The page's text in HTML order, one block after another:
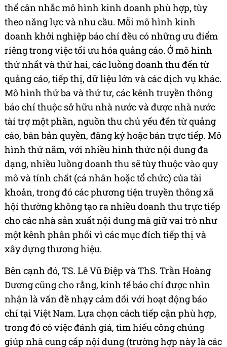
thể cân nhắc mô hình kinh doanh phù hợp, tùy
theo năng lực và nhu cầu. Mỗi mô hình kinh
doanh khởi nghiệp báo chí đều có những ưu điểm
riêng trong việc tối ưu hóa quảng cáo. Ở mô hình
thứ nhất và thứ hai, các luồng doanh thu đến từ
quảng cáo, tiếp thị, dữ liệu lớn và các dịch vụ khác.
Mô hình thứ ba và thứ tư, các kênh truyền thông
báo chí thuộc sở hữu nhà nước và được nhà nước
tài trợ một phần, nguồn thu chủ yếu đến từ quảng
cáo, bán bản quyền, đăng ký hoặc bán trực tiếp. Mô
hình thứ năm, với nhiều hình thức nội dung đa
dạng, nhiều luồng doanh thu sẽ tùy thuộc vào quy
mô và tính chất (cá nhân hoặc tổ chức) của tài
khoản, trong đó các phương tiện truyền thông xã
hội thường không tạo ra nhiều doanh thu trực tiếp
cho các nhà sản xuất nội dung mà giữ vai trò như
một kênh phân phối vì các mục đích tiếp thị và
xây dựng thương hiệu.
Bên cạnh đó, TS. Lê Vũ Điệp và ThS. Trần Hoàng
Dương cũng cho rằng, kinh tế báo chí được nhìn
nhận là vấn đề nhạy cảm đối với hoạt động báo
chí tại Việt Nam. Lựa chọn cách tiếp cận phù hợp,
trong đó có việc đánh giá, tìm hiểu công chúng
giúp nhà cung cấp nội dung (trường hợp này là các